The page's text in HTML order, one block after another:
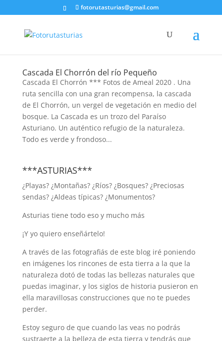
fotorutasturias@gmail.com
Cascada El Chorrón del río Pequeño
Cascada El Chorrón *** Fotos de Ameal 2020 . Una
ruta sencilla con una gran recompensa, la cascada
de El Chorrón, un vergel de vegetación en medio del
bosque. La Cascada es un trozo del Paraíso
Asturiano. Un auténtico refugio de la naturaleza.
Todo es verde y frondoso...
***ASTURIAS***
¿Playas? ¿Montañas? ¿Ríos? ¿Bosques? ¿Preciosas
sendas? ¿Aldeas típicas? ¿Monumentos?
Asturias tiene todo eso y mucho más
¡Y yo quiero enseñártelo!
A través de las fotografiás de este blog iré poniendo
en imágenes los rincones de esta tierra a la que la
naturaleza dotó de todas las bellezas naturales que
puedas imaginar, y los siglos de historia pusieron en
ella maravillosas construcciones que no te puedes
perder.
Estoy seguro de que cuando las veas no podrás
sustraerte a la belleza de esta tierra y tendrás que